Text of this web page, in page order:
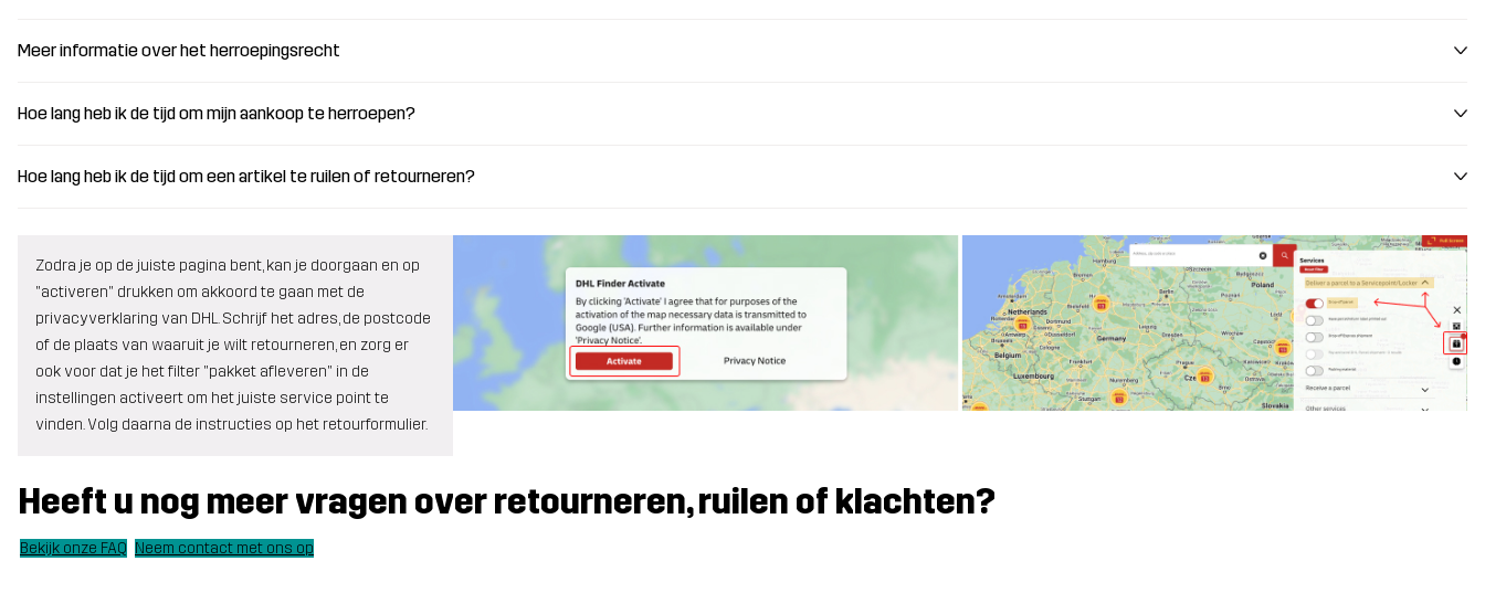
Meer informatie over het herroepingsrecht
Hoe lang heb ik de tijd om mijn aankoop te herroepen?
Hoe lang heb ik de tijd om een artikel te ruilen of retourneren?
Zodra je op de juiste pagina bent, kan je doorgaan en op
"activeren" drukken om akkoord te gaan met de
privacyverklaring van DHL. Schrijf het adres, de postcode
of de plaats van waaruit je wilt retourneren, en zorg er
ook voor dat je het filter "pakket afleveren" in de
instellingen activeert om het juiste service point te
vinden. Volg daarna de instructies op het retourformulier.
Heeft u nog meer vragen over retourneren, ruilen of klachten?
Bekijk onze FAQ Neem contact met ons op